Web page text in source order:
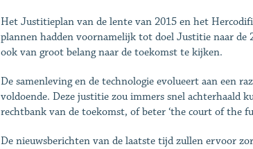
Het Justitieplan van de lente van 2015 en het
plannen hadden voornamelijk tot doel Justitie naar de
ook van groot belang naar de toekomst te kijken.
De samenleving en de technologie evolueert aan een
voldoende. Deze justitie zou immers snel achterhaald
rechtbank van de toekomst, of beter ‘the court of the
De nieuwsberichten van de laatste tijd zullen ervoor